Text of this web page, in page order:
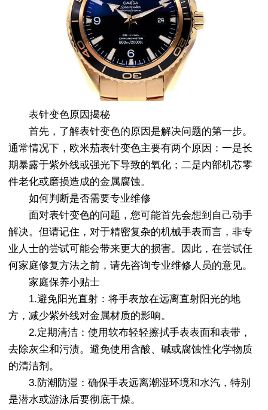
表针变色原因揭秘
首先，了解表针变色的原因是解决问题的第一步。
通常情况下，欧米茄表针变色主要有两个原因：一是长
期暴露于紫外线或强光下导致的氧化；二是内部机芯零
件老化或磨损造成的金属腐蚀。
如何判断是否需要专业维修
面对表针变色的问题，您可能首先会想到自己动手
解决。但请记住，对于精密复杂的机械手表而言，非专
业人士的尝试可能会带来更大的损害。因此，在尝试任
何家庭修复方法之前，请先咨询专业维修人员的意见。
家庭保养小贴士
1.避免阳光直射：将手表放在远离直射阳光的地
方，减少紫外线对金属材质的影响。
2.定期清洁：使用软布轻轻擦拭手表表面和表带，
去除灰尘和污渍。避免使用含酸、碱或腐蚀性化学物质
的清洁剂。
3.防潮防湿：确保手表远离潮湿环境和水汽，特别
是潜水或游泳后要彻底干燥。